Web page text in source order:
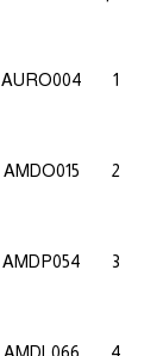
1
AURO004
2
AMDO015
3
AMDP054